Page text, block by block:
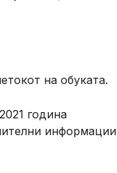
на обуката.
година
информации